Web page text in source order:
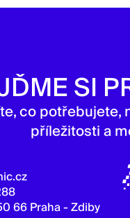
SI
co
příležitosti a
66 Praha - Zdiby